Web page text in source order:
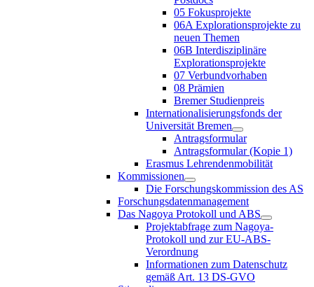
05 Fokusprojekte
06A Explorationsprojekte zu
neuen Themen
06B Interdisziplinäre
Explorationsprojekte
07 Verbundvorhaben
08 Prämien
Bremer Studienpreis
Internationalisierungsfonds der
Universität Bremen
Antragsformular
Antragsformular (Kopie 1)
Erasmus Lehrendenmobilität
Kommissionen
Die Forschungskommission des AS
Forschungsdatenmanagement
Das Nagoya Protokoll und ABS
Projektabfrage zum Nagoya-
Protokoll und zur EU-ABS-
Verordnung
Informationen zum Datenschutz
gemäß Art. 13 DS-GVO